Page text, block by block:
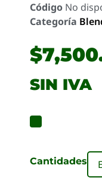
Código No
Categoría
$
SIN IVA
Cantidades